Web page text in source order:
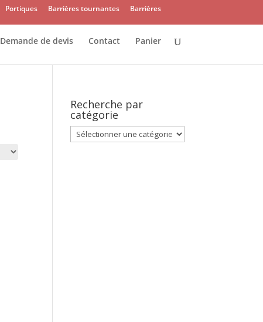
Portiques Barrières tournantes
Barrières
Demande de devis Contact Panier
Recherche par
catégorie
Recherche
par